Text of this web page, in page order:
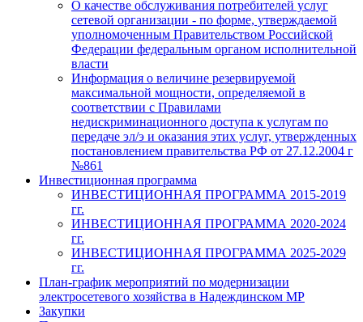
О качестве обслуживания потребителей услуг
сетевой организации - по форме, утверждаемой
уполномоченным Правительством Российской
Федерации федеральным органом исполнительной
власти
Информация о величине резервируемой
максимальной мощности, определяемой в
соответствии с Правилами
недискриминационного доступа к услугам по
передаче эл/э и оказания этих услуг, утвержденных
постановлением правительства РФ от 27.12.2004 г
№861
Инвестиционная программа
ИНВЕСТИЦИОННАЯ ПРОГРАММА 2015-2019
гг.
ИНВЕСТИЦИОННАЯ ПРОГРАММА 2020-2024
гг.
ИНВЕСТИЦИОННАЯ ПРОГРАММА 2025-2029
гг.
План-график мероприятий по модернизации
электросетевого хозяйства в Надеждинском МР
Закупки